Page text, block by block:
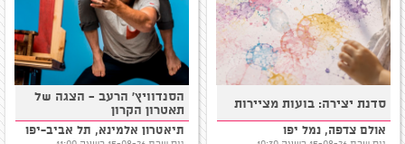
סדנת יצירה: בועות מציירות
אולם צדפה, נמל יפו
הסנדוויץ' הרעב - הצגה של
תאטרון הקרון
תיאטרון אלמינא, תל אביב-יפו